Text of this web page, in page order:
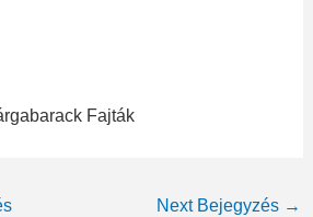
Fajták
Next Bejegyzés →